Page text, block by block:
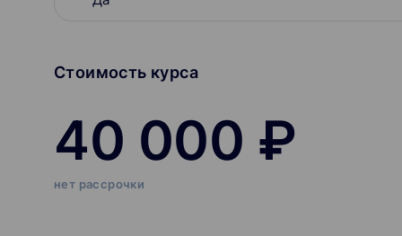
Стоимость курса
40 000 ₽
нет рассрочки